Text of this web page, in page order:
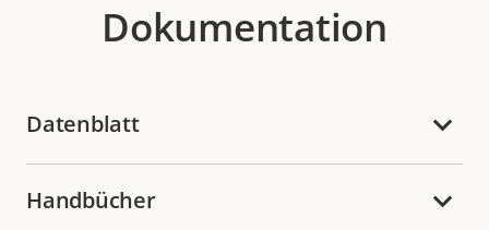
Dokumentation
Datenblatt
Handbücher